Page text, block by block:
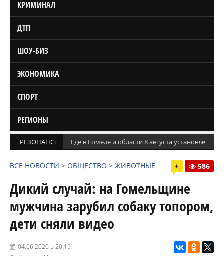
КРИМИНАЛ
ДТП
ШОУ-БИЗ
ЭКОНОМИКА
СПОРТ
РЕГИОНЫ
РЕЗОНАНС: Где в Гомеле и области 8 августа установлены
ВСЕ НОВОСТИ > ОБЩЕСТВО > ЖИВОТНЫЕ + 586
Дикий случай: на Гомельщине
мужчина зарубил собаку топором,
дети сняли видео
04.06.2020 в 20:19